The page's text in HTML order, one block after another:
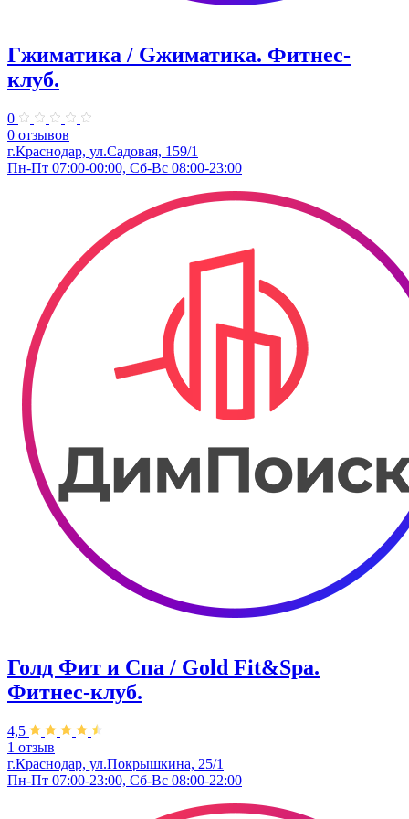
Гжиматика / Gжиматика. Фитнес-
клуб.
0
0 отзывов
г.Краснодар, ул.Садовая, 159/1
Пн-Пт 07:00-00:00, Сб-Вс 08:00-23:00
Голд Фит и Спа / Gold Fit&Spa.
Фитнес-клуб.
4,5
1 отзыв
г.Краснодар, ул.Покрышкина, 25/1
Пн-Пт 07:00-23:00, Сб-Вс 08:00-22:00